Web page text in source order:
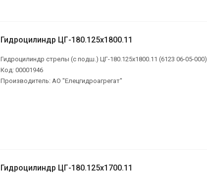
Гидроцилиндр ЦГ-180.125х1800.11
Гидроцилиндр стрелы (с подш.) ЦГ-180.125х1800.11 (6123 06-05-000)
Код: 00001946
Производитель: АО "Елецгидроагрегат"
Гидроцилиндр ЦГ-180.125х1700.11